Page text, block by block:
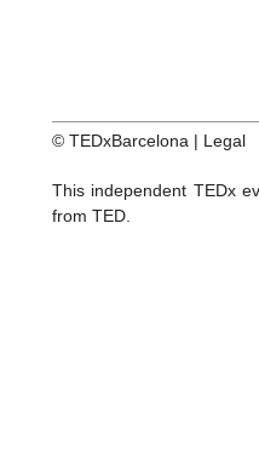
© TEDxBarcelona | Legal
This independent TEDx
from TED.